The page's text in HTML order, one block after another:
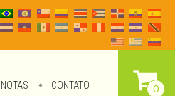
NOTAS CONTATO 0